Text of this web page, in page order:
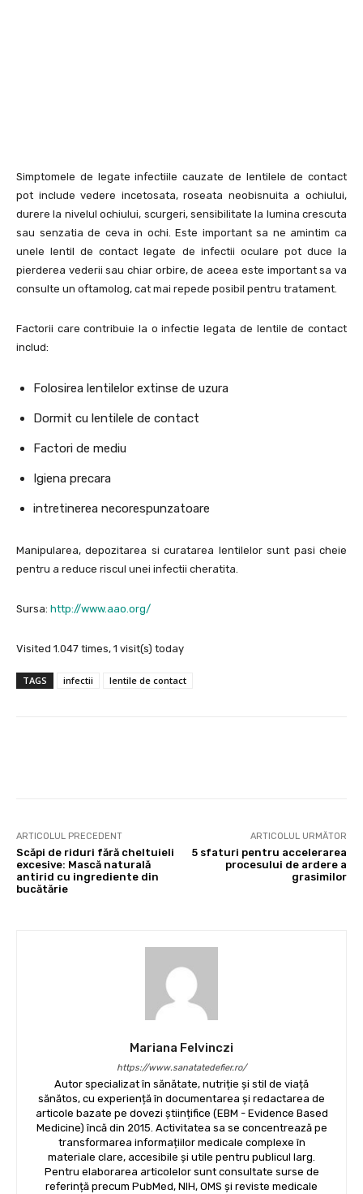
Simptomele de legate infectiile cauzate de lentilele de contact
pot include vedere incetosata, roseata neobisnuita a ochiului,
durere la nivelul ochiului, scurgeri, sensibilitate la lumina crescuta
sau senzatia de ceva in ochi. Este important sa ne amintim ca
unele lentil de contact legate de infectii oculare pot duce la
pierderea vederii sau chiar orbire, de aceea este important sa va
consulte un oftamolog, cat mai repede posibil pentru tratament.
Factorii care contribuie la o infectie legata de lentile de contact
includ:
Folosirea lentilelor extinse de uzura
Dormit cu lentilele de contact
Factori de mediu
Igiena precara
intretinerea necorespunzatoare
Manipularea, depozitarea si curatarea lentilelor sunt pasi cheie
pentru a reduce riscul unei infectii cheratita.
Sursa: http://www.aao.org/
Visited 1.047 times, 1 visit(s) today
TAGS infectii lentile de contact
ARTICOLUL PRECEDENT
Scăpi de riduri fără cheltuieli
excesive: Mască naturală
antirid cu ingrediente din
bucătărie
ARTICOLUL URMĂTOR
5 sfaturi pentru accelerarea
procesului de ardere a
grasimilor
Mariana Felvinczi
https://www.sanatatedefier.ro/
Autor specializat în sănătate, nutriție și stil de viață
sănătos, cu experiență în documentarea și redactarea de
articole bazate pe dovezi științifice (EBM - Evidence Based
Medicine) încă din 2015. Activitatea sa se concentrează pe
transformarea informațiilor medicale complexe în
materiale clare, accesibile și utile pentru publicul larg.
Pentru elaborarea articolelor sunt consultate surse de
referință precum PubMed, NIH, OMS și reviste medicale